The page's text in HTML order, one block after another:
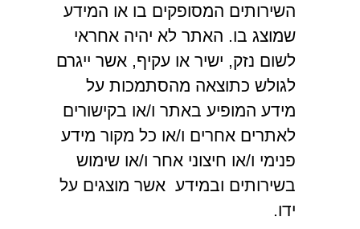
השירותים המסופקים בו או המידע
שמוצג בו. האתר לא יהיה אחראי
לשום נזק, ישיר או עקיף, אשר ייגרם
לגולש כתוצאה מהסתמכות על
מידע המופיע באתר ו/או בקישורים
לאתרים אחרים ו/או כל מקור מידע
פנימי ו/או חיצוני אחר ו/או שימוש
בשירותים ובמידע אשר מוצגים על
ידו.